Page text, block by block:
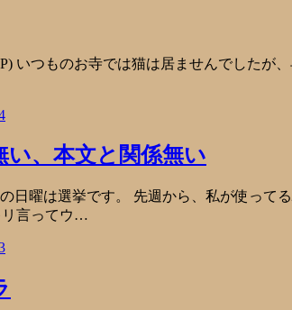
いつものお寺では猫は居ませんでした
い、本文と関係無い
日曜は選挙です。 先週から、私が使っ
リ言ってウ…